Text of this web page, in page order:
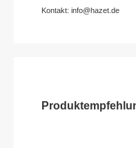
Kontakt: info@hazet.de